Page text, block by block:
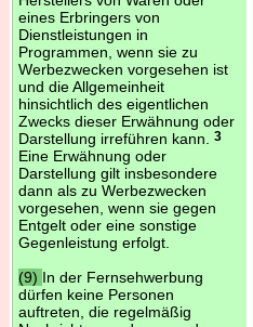
eines Erbringers von
Dienstleistungen in
Programmen, wenn sie zu
Werbezwecken vorgesehen ist
und die Allgemeinheit
hinsichtlich des eigentlichen
Zwecks dieser Erwähnung oder
Darstellung irreführen kann.
3
Eine Erwähnung oder
Darstellung gilt insbesondere
dann als zu Werbezwecken
vorgesehen, wenn sie gegen
Entgelt oder eine sonstige
Gegenleistung erfolgt.
(9) In der Fernsehwerbung
dürfen keine Personen
auftreten, die regelmäßig